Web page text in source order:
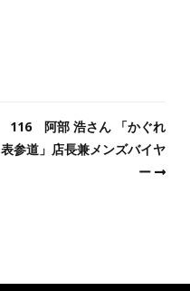
116 阿部 浩さん 「かぐれ
表参道」店長兼メンズバイヤ
ー